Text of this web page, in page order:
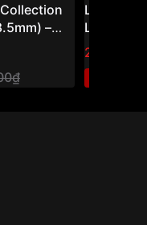
–
18K đính
cách
Sỹ
Longines